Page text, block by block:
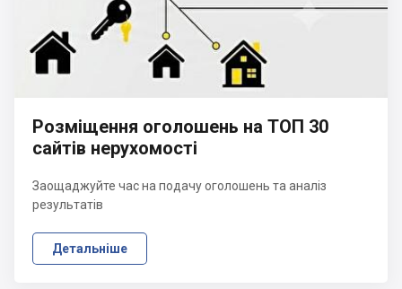
Розміщення оголошень на ТОП 30
сайтів нерухомості
Заощаджуйте час на подачу оголошень та аналіз
результатів
Детальніше